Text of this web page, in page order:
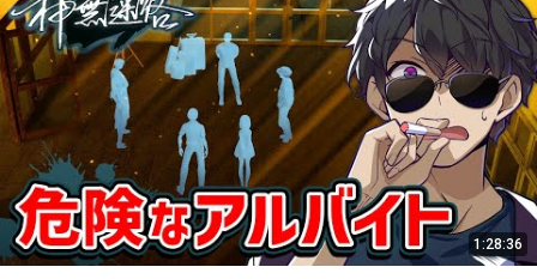
1:28:36